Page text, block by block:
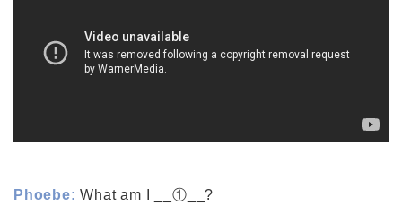
Phoebe: What am I __①__?